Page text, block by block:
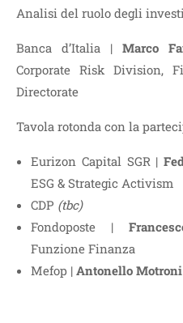
Analisi del ruolo degli
Banca d’Italia | Marco
Corporate Risk Division,
Directorate
Tavola rotonda con la
Eurizon Capital SGR |
ESG & Strategic Activism
CDP (tbc)
Fondoposte |
Funzione Finanza
Mefop | Antonello Motroni